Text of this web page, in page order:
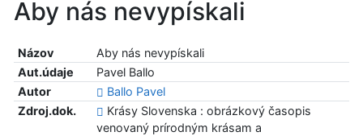
Aby nás nevypískali
Názov
Aby nás nevypískali
Aut.údaje
Pavel Ballo
Autor
Ballo Pavel
Zdroj.dok.
Krásy Slovenska : obrázkový časopis
venovaný prírodným krásam a